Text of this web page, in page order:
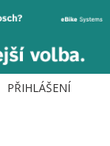
PŘIHLÁŠENÍ